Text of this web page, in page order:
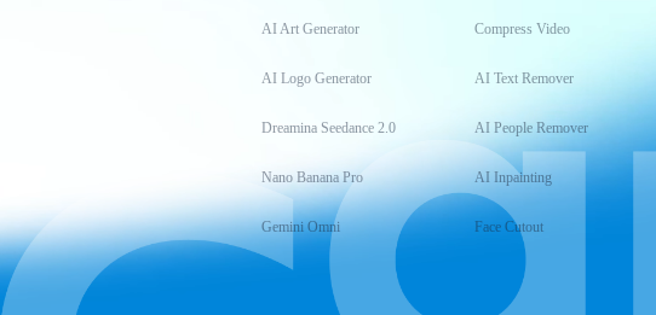
AI Art Generator
AI Logo Generator
Dreamina Seedance 2.0
Nano Banana Pro
Gemini Omni
Compress Video
AI Text Remover
AI People Remover
AI Inpainting
Face Cutout